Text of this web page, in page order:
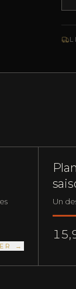
→
Un